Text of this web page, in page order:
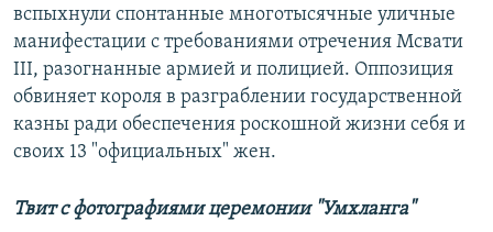
вспыхнули спонтанные многотысячные уличные
манифестации с требованиями отречения Мсвати
III, разогнанные армией и полицией. Оппозиция
обвиняет короля в разграблении государственной
казны ради обеспечения роскошной жизни себя и
своих 13 "официальных" жен.
Твит с фотографиями церемонии "Умхланга"